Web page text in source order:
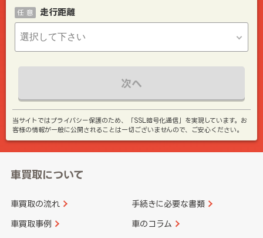
走行距離
任 意
次へ
当サイトではプライバシー保護のため、「SSL暗号化通信」を実現しています。お
客様の情報が一般に公開されることは一切ございませんので、ご安心ください。
車買取について
車買取の流れ 手続きに必要な書類
車買取事例 車のコラム